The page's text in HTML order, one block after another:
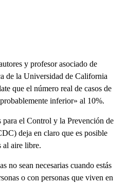
y profesor asociado de
de la Universidad de California
que el número real de casos de
inferior» al 10%.
el Control y la Prevención de
deja en claro que es posible
al aire libre.
no sean necesarias cuando estás
o con personas que viven en